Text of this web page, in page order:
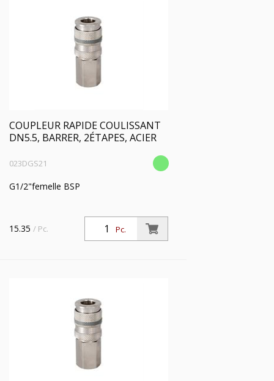
COUPLEUR RAPIDE COULISSANT
DN5.5, BARRER, 2ÉTAPES, ACIER
023DGS21
G1/2"femelle BSP
Pc.
15.35 / Pc.